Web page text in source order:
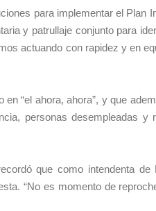
para implementar el Plan
y patrullaje conjunto para
actuando con rapidez y en
“el ahora, ahora”, y que
personas desempleadas y
que como intendenta de
“No es momento de